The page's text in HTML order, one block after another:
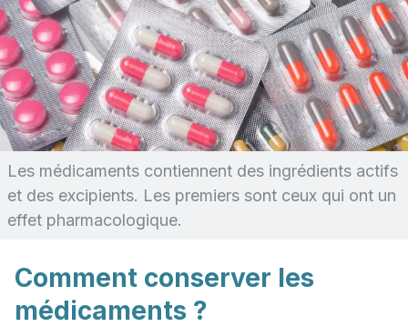
Les médicaments contiennent des ingrédients actifs
et des excipients. Les premiers sont ceux qui ont un
effet pharmacologique.
Comment conserver les
médicaments ?